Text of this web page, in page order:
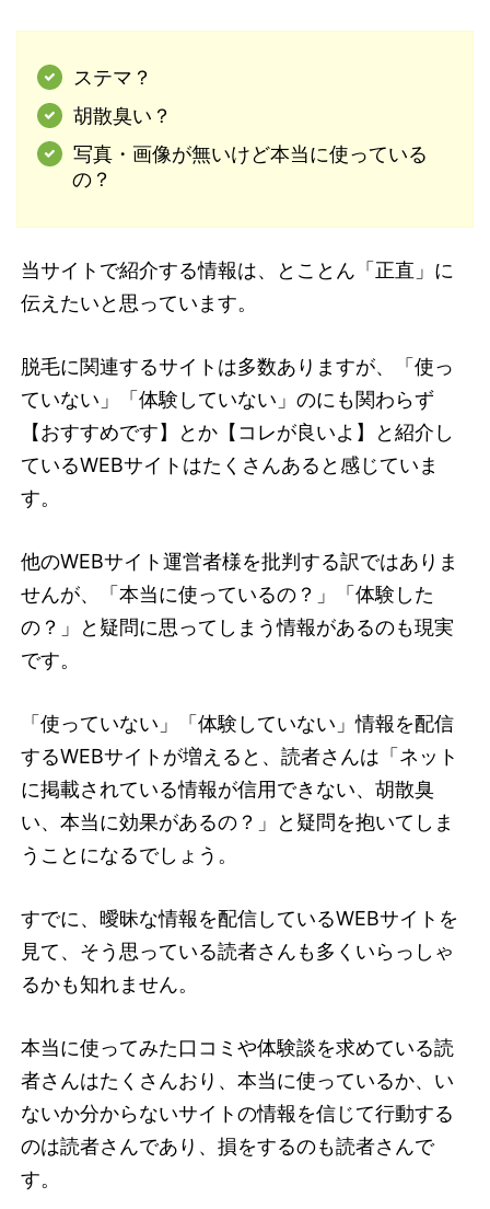
ステマ？
胡散臭い？
写真・画像が無いけど本当に使っている
の？
当サイトで紹介する情報は、とことん「正直」に
伝えたいと思っています。
脱毛に関連するサイトは多数ありますが、「使っ
ていない」「体験していない」のにも関わらず
【おすすめです】とか【コレが良いよ】と紹介し
ているWEBサイトはたくさんあると感じていま
す。
他のWEBサイト運営者様を批判する訳ではありま
せんが、「本当に使っているの？」「体験した
の？」と疑問に思ってしまう情報があるのも現実
です。
「使っていない」「体験していない」情報を配信
するWEBサイトが増えると、読者さんは「ネット
に掲載されている情報が信用できない、胡散臭
い、本当に効果があるの？」と疑問を抱いてしま
うことになるでしょう。
すでに、曖昧な情報を配信しているWEBサイトを
見て、そう思っている読者さんも多くいらっしゃ
るかも知れません。
本当に使ってみた口コミや体験談を求めている読
者さんはたくさんおり、本当に使っているか、い
ないか分からないサイトの情報を信じて行動する
のは読者さんであり、損をするのも読者さんで
す。